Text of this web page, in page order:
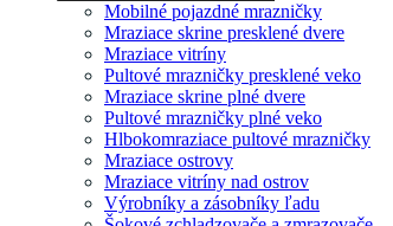
Mobilné pojazdné mrazničky
Mraziace skrine presklené dvere
Mraziace vitríny
Pultové mrazničky presklené veko
Mraziace skrine plné dvere
Pultové mrazničky plné veko
Hlbokomraziace pultové mrazničky
Mraziace ostrovy
Mraziace vitríny nad ostrov
Výrobníky a zásobníky ľadu